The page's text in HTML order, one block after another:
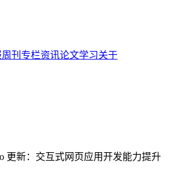
周刊 专栏资讯论文学习关于
更新：交互式网页应用开发能力提升